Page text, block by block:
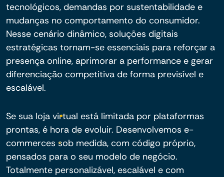
tecnológicos, demandas por sustentabilidade e
mudanças no comportamento do consumidor.
Nesse cenário dinâmico, soluções digitais
estratégicas tornam-se essenciais para reforçar a
presença online, aprimorar a performance e gerar
diferenciação competitiva de forma previsível e
escalável.
Se sua loja virtual está limitada por plataformas
prontas, é hora de evoluir. Desenvolvemos e-
commerces sob medida, com código próprio,
pensados para o seu modelo de negócio.
Totalmente personalizável, escalável e com